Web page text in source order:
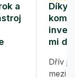
a
Díky
mi
Dřív
mezi